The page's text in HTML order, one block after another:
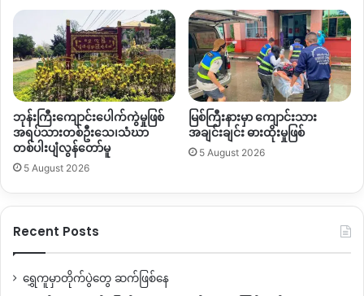
အပေါ် စိုးရိမ်ပူပန်မှုတွေ ပိုမိုမြင့်တက်လာနေတယ်လို့ ဒေသခံတွေက
ပြောပါတယ်။
By – အမိုး
Copy URL
ဘုန်းကြီးကျောင်းပေါက်ကွဲမှုဖြစ်
အရပ်သားတစ်ဦးသေ၊သံဃာ
တစ်ပါးပျံလွန်တော်မူ
5 August 2026
မြစ်ကြီးနားမှာ ကျောင်းသား
အချင်းချင်း ဓားထိုးမှုဖြစ်
5 August 2026
Recent Posts
ရွှေကူမှာတိုက်ပွဲတွေ ဆက်ဖြစ်နေ